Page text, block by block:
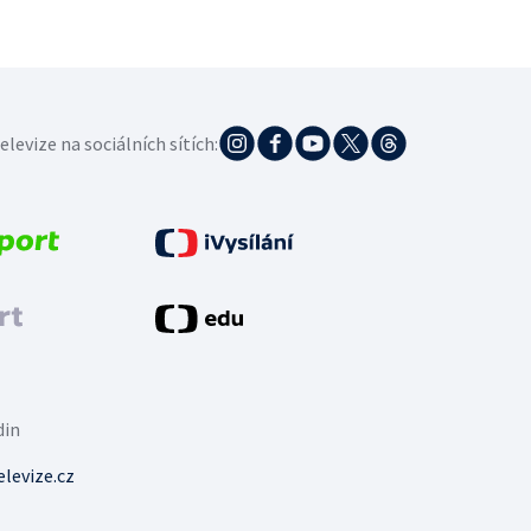
na sociálních sítích: